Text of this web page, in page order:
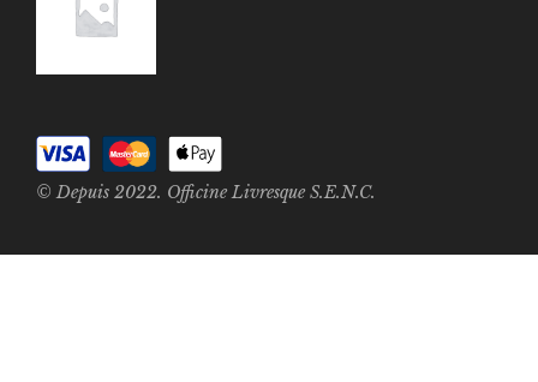
© Depuis 2022. Officine Livresque S.E.N.C.